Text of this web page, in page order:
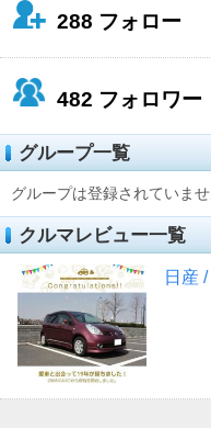
288 フォロー
482 フォロワー
グループ一覧
グループは登録されていませ
クルマレビュー一覧
日産